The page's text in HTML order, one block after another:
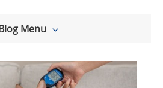
Menu